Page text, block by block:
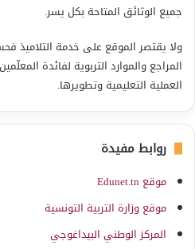
جميع الوثائق المتاحة بكل يسر.
ولا يقتصر الموقع على خدمة التلاميذ
المراجع والموارد التربوية لفائدة
العملية التعليمية وتطويرها.
روابط مفيدة
موقع Edunet.tn
موقع وزارة التربية التونسية
المركز الوطني البيداغوجي